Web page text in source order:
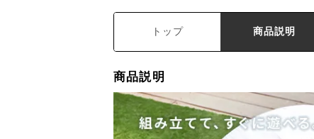
トップ 商品説明
商品説明